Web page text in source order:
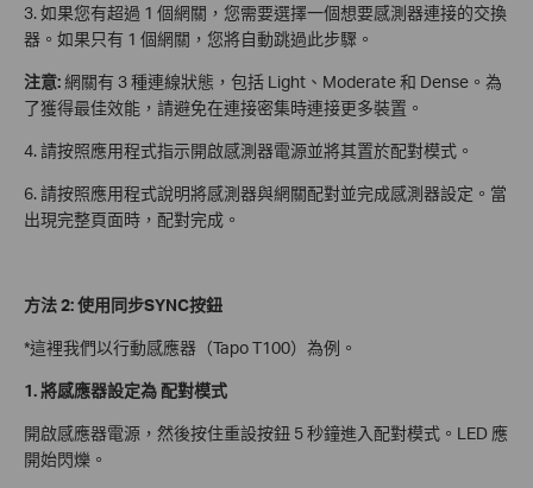
3. 如果您有超過 1 個網關，您需要選擇一個想要感測器連接的交換
器。如果只有 1 個網關，您將自動跳過此步驟。
注意:網關有 3 種連線狀態，包括 Light、Moderate 和 Dense。為
了獲得最佳效能，請避免在連接密集時連接更多裝置。
4. 請按照應用程式指示開啟感測器電源並將其置於配對模式。
6. 請按照應用程式說明將感測器與網關配對並完成感測器設定。當
出現完整頁面時，配對完成。
方法 2: 使用同步SYNC按鈕
*這裡我們以行動感應器（Tapo T100）為例。
1. 將感應器設定為配對模式
開啟感應器電源，然後按住重設按鈕 5 秒鐘進入配對模式。LED 應
開始閃爍。